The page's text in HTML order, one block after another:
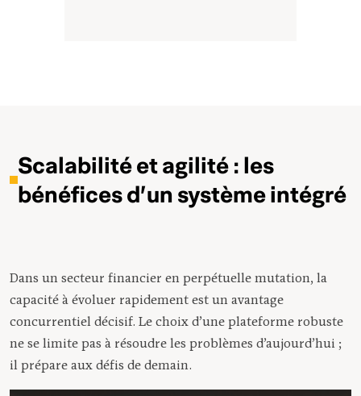
Scalabilité et agilité : les
bénéfices d’un système intégré
Dans un secteur financier en perpétuelle mutation, la
capacité à évoluer rapidement est un avantage
concurrentiel décisif. Le choix d’une plateforme robuste
ne se limite pas à résoudre les problèmes d’aujourd’hui ;
il prépare aux défis de demain.